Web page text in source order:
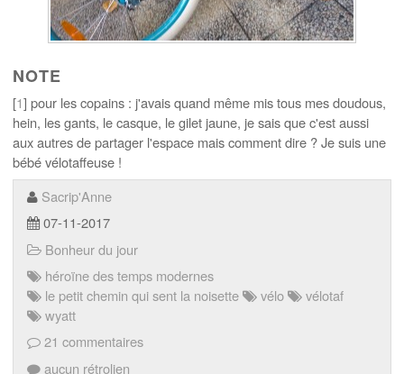
NOTE
[1] pour les copains : j'avais quand même mis tous mes doudous,
hein, les gants, le casque, le gilet jaune, je sais que c'est aussi
aux autres de partager l'espace mais comment dire ? Je suis une
bébé vélotaffeuse !
Sacrip'Anne
07-11-2017
Bonheur du jour
héroïne des temps modernes
le petit chemin qui sent la noisette
vélo
vélotaf
wyatt
21 commentaires
aucun rétrolien